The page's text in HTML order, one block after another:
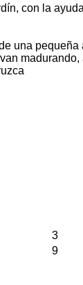
con la
una
3
9